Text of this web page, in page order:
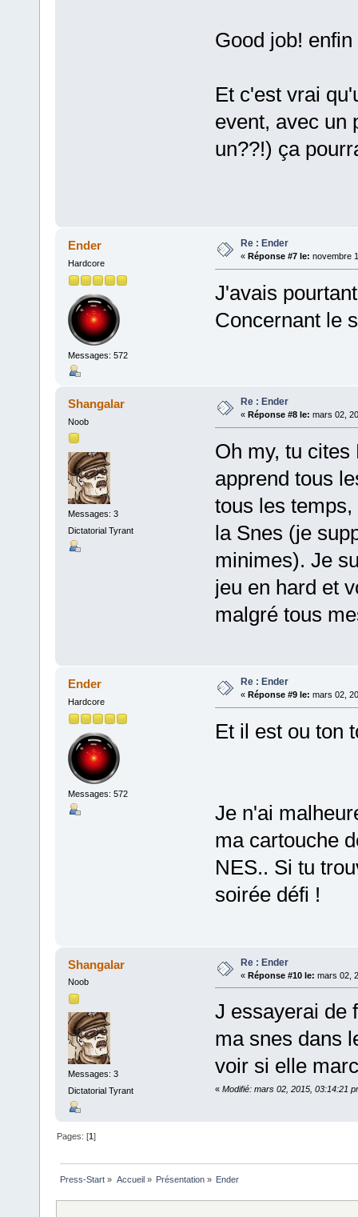
Good job!
Et c'est vrai
event, avec un
un??!) ça
Ender
Hardcore
Messages: 572
Re : Ender
« Réponse #7 le: novembre
J'avais
Concernant le
Shangalar
Noob
Messages: 3
Dictatorial Tyrant
Re : Ender
« Réponse #8 le: mars 02,
Oh my, tu
apprend tous
tous les
la Snes (je
minimes). Je
jeu en hard et
malgré tous
Ender
Hardcore
Messages: 572
Re : Ender
« Réponse #9 le: mars 02,
Et il est ou ton
Je n'ai
ma cartouche
NES.. Si tu
soirée défi !
Shangalar
Noob
Messages: 3
Dictatorial Tyrant
Re : Ender
« Réponse #10 le: mars 02,
J essayerai de
ma snes dans
voir si elle
« Modifié: mars 02, 2015, 03:14:21
Pages: [1]
Press-Start » Accueil » Présentation» Ender